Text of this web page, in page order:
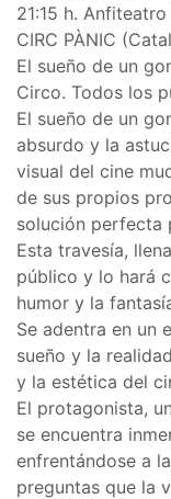
21:15 h.
CIRC PÀNIC
El sueño de un
Circo. Todos los
El sueño de un
absurdo y la
visual del cine
de sus propios
solución perfecta
Esta travesía,
público y lo hará
humor y la
Se adentra en un
sueño y la
y la estética del
El protagonista,
se encuentra
enfrentándose a
preguntas que la